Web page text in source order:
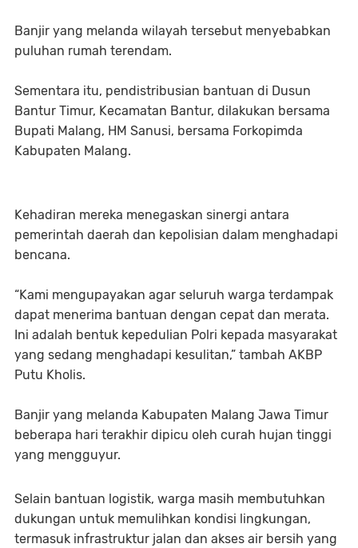
Banjir yang melanda wilayah tersebut menyebabkan
puluhan rumah terendam.
Sementara itu, pendistribusian bantuan di Dusun
Bantur Timur, Kecamatan Bantur, dilakukan bersama
Bupati Malang, HM Sanusi, bersama Forkopimda
Kabupaten Malang.
Kehadiran mereka menegaskan sinergi antara
pemerintah daerah dan kepolisian dalam menghadapi
bencana.
“Kami mengupayakan agar seluruh warga terdampak
dapat menerima bantuan dengan cepat dan merata.
Ini adalah bentuk kepedulian Polri kepada masyarakat
yang sedang menghadapi kesulitan,” tambah AKBP
Putu Kholis.
Banjir yang melanda Kabupaten Malang Jawa Timur
beberapa hari terakhir dipicu oleh curah hujan tinggi
yang mengguyur.
Selain bantuan logistik, warga masih membutuhkan
dukungan untuk memulihkan kondisi lingkungan,
termasuk infrastruktur jalan dan akses air bersih yang